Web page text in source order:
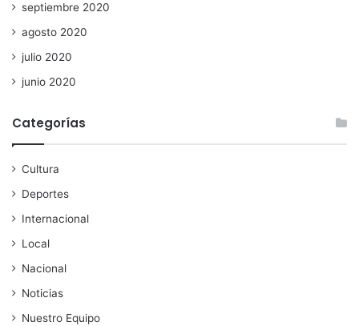
septiembre 2020
agosto 2020
julio 2020
junio 2020
Categorías
Cultura
Deportes
Internacional
Local
Nacional
Noticias
Nuestro Equipo